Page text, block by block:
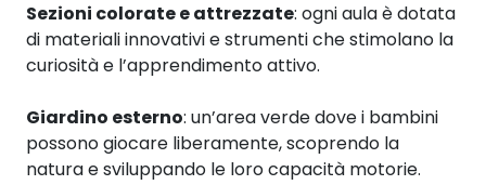
Sezioni colorate e attrezzate: ogni aula è dotata
di materiali innovativi e strumenti che stimolano la
curiosità e l’apprendimento attivo.
Giardino esterno: un’area verde dove i bambini
possono giocare liberamente, scoprendo la
natura e sviluppando le loro capacità motorie.